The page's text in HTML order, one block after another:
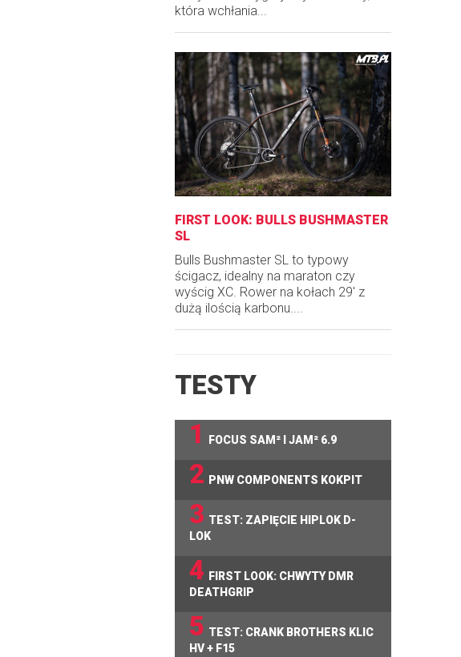
która wchłania...
FIRST LOOK: BULLS BUSHMASTER
SL
Bulls Bushmaster SL to typowy
ścigacz, idealny na maraton czy
wyścig XC. Rower na kołach 29' z
dużą ilością karbonu....
TESTY
1
FOCUS SAM² I JAM² 6.9
2 PNW COMPONENTS KOKPIT
3 TEST: ZAPIĘCIE HIPLOK D-
LOK
4 FIRST LOOK: CHWYTY DMR
DEATHGRIP
5 TEST: CRANK BROTHERS KLIC
HV + F15